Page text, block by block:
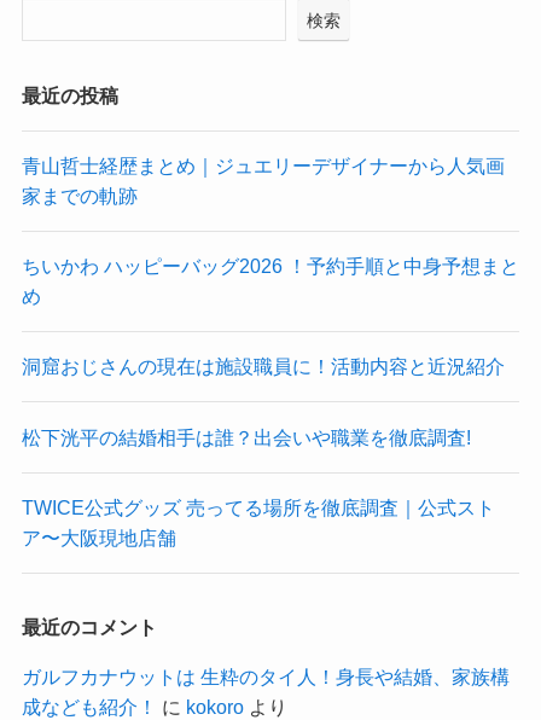
検索
最近の投稿
青山哲士経歴まとめ｜ジュエリーデザイナーから人気画
家までの軌跡
ちいかわ ハッピーバッグ2026 ！予約手順と中身予想まと
め
洞窟おじさんの現在は施設職員に！活動内容と近況紹介
松下洸平の結婚相手は誰？出会いや職業を徹底調査!
TWICE公式グッズ 売ってる場所を徹底調査｜公式スト
ア〜大阪現地店舗
最近のコメント
ガルフカナウットは 生粋のタイ人！身長や結婚、家族構
成なども紹介！
に kokoroより